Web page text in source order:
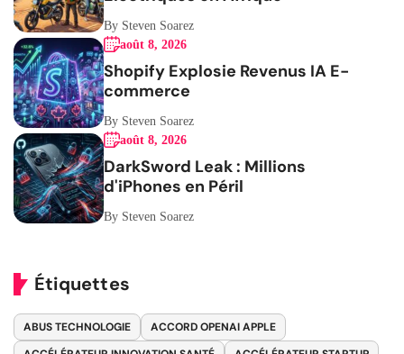
By Steven Soarez
août 8, 2026
Shopify Explosie Revenus IA E-
commerce
By Steven Soarez
août 8, 2026
DarkSword Leak : Millions
d'iPhones en Péril
By Steven Soarez
Étiquettes
ABUS TECHNOLOGIE
ACCORD OPENAI APPLE